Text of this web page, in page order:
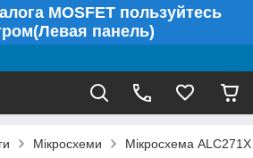
MOSFET пользуйтесь
панель)
Мікросхеми Мікросхема